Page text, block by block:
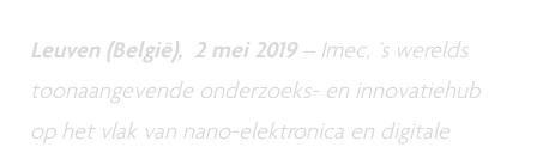
Leuven (België), 2 mei 2019– Imec, ’s werelds
toonaangevende onderzoeks- en innovatiehub
op het vlak van nano-elektronica en digitale